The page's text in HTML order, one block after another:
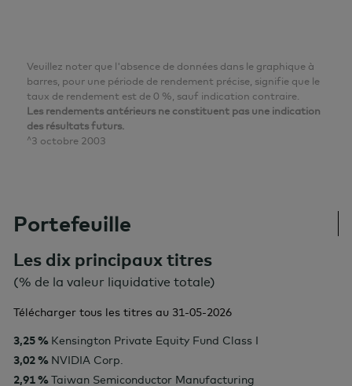
Veuillez noter que l'absence de données dans le graphique à
barres, pour une période de rendement précise, signifie que le
taux de rendement est de 0 %, sauf indication contraire.
Les rendements antérieurs ne constituent pas une indication
des résultats futurs.
^3 octobre 2003
Portefeuille
Les dix principaux titres
(% de la valeur liquidative totale)
Télécharger tous les titres au 31-05-2026
3,25 % Kensington Private Equity Fund Class I
3,02 % NVIDIA Corp.
2,91 %Taiwan Semiconductor Manufacturing